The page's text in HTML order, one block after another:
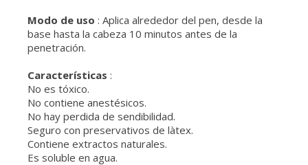
Modo de uso : Aplica alrededor del pen, desde la
base hasta la cabeza 10 minutos antes de la
penetración.
Características :
No es tóxico.
No contiene anestésicos.
No hay perdida de sendibilidad.
Seguro con preservativos de làtex.
Contiene extractos naturales.
Es soluble en agua.